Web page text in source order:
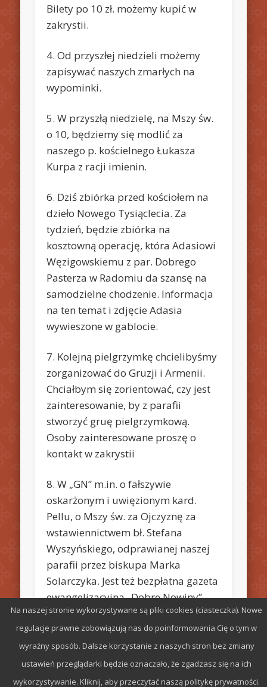
Bilety po 10 zł. możemy kupić w
zakrystii.
4. Od przyszłej niedzieli możemy
zapisywać naszych zmarłych na
wypominki.
5. W przyszłą niedzielę, na Mszy św.
o 10, będziemy się modlić za
naszego p. kościelnego Łukasza
Kurpa z racji imienin.
6. Dziś zbiórka przed kościołem na
dzieło Nowego Tysiąclecia. Za
tydzień, będzie zbiórka na
kosztowną operację, która Adasiowi
Węzigowskiemu z par. Dobrego
Pasterza w Radomiu da szansę na
samodzielne chodzenie. Informacja
na ten temat i zdjęcie Adasia
wywieszone w gablocie.
7. Kolejną pielgrzymkę chcielibyśmy
zorganizować do Gruzji i Armenii.
Chciałbym się zorientować, czy jest
zainteresowanie, by z parafii
stworzyć gruę pielgrzymkową.
Osoby zainteresowane proszę o
kontakt w zakrystii
8. W „GN” m.in. o fałszywie
oskarżonym i uwięzionym kard.
Pellu, o Mszy św. za Ojczyznę za
wstawiennictwem bł. Stefana
Wyszyńskiego, odprawianej naszej
parafii przez biskupa Marka
Solarczyka. Jest też bezpłatna gazeta
ewangelizacyjna „Dobre Nowiny”
oraz „Drogi Misyjne”
© 2026 Parafia św. Stefana w Radomiu
Na naszej stronie wykorzystywane są pliki cookies (ciasteczka). Nowe
regulacje prawne zobowiązują nas do poinformowania Cię o tym w
wyraźny sposób. Dalsze korzystanie z naszych stron bez zmiany
ustawień przeglądarki będzie oznaczało, że zgadzasz się na ich
wykorzystywanie. Kliknij, aby przeczytać naszą politykę prywatności.